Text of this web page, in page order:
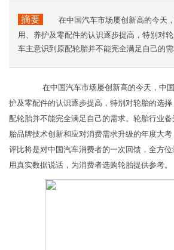
摘要
在中国汽车市场屡创新高的今天，
用、养护及零配件的认识逐步提高，特别对
车主意识到原配轮胎并不能完全满足自己的
在中国汽车市场屡创新高的今天，中国
护及零配件的认识逐步提高，特别对轮胎的选
配轮胎并不能完全满足自己的需求。轮胎行业
胎品牌技术创新和应对消费需求升级的年度大
评比将是对中国汽车消费者的一次回馈，全方
用真实数据说话，为消费者选购轮胎提供参考。